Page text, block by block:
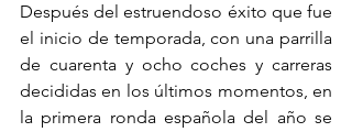
Después del estruendoso éxito que fue
el inicio de temporada, con una parrilla
de cuarenta y ocho coches y carreras
decididas en los últimos momentos, en
la primera ronda española del año se